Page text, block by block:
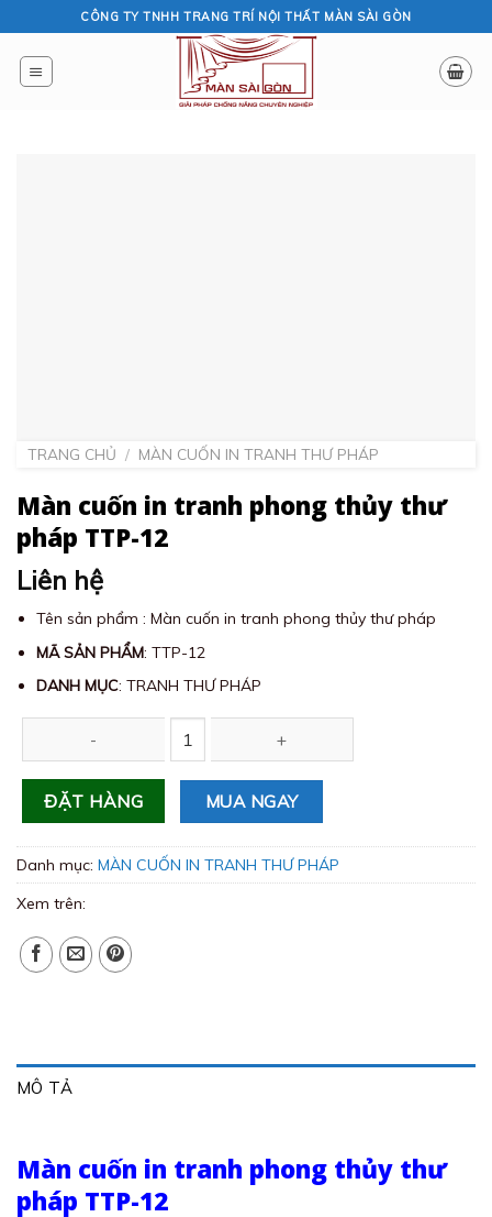
to
content
CÔNG TY TNHH TRANG TRÍ NỘI THẤT MÀN SÀI GÒN
TRANG CHỦ / MÀN CUỐN IN TRANH THƯ PHÁP
Màn cuốn in tranh phong thủy thư
pháp TTP-12
Liên hệ
Tên sản phẩm : Màn cuốn in tranh phong thủy thư pháp
MÃ SẢN PHẨM: TTP-12
DANH MỤC: TRANH THƯ PHÁP
ĐẶT HÀNG MUA NGAY
Danh mục: MÀN CUỐN IN TRANH THƯ PHÁP
Xem trên:
MÔ TẢ
Màn cuốn in tranh phong thủy thư
pháp TTP-12